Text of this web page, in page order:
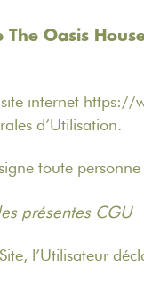
The Oasis
internet https://
d’Utilisation.
toute
présentes CGU
l’Utilisateur